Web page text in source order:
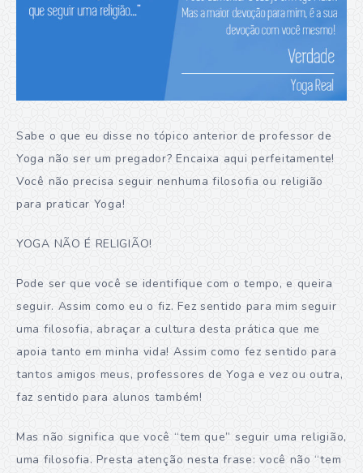
Sabe o que eu disse no tópico anterior de professor de
Yoga não ser um pregador? Encaixa aqui perfeitamente!
Você não precisa seguir nenhuma filosofia ou religião
para praticar Yoga!
YOGA NÃO É RELIGIÃO!
Pode ser que você se identifique com o tempo, e queira
seguir. Assim como eu o fiz. Fez sentido para mim seguir
uma filosofia, abraçar a cultura desta prática que me
apoia tanto em minha vida! Assim como fez sentido para
tantos amigos meus, professores de Yoga e vez ou outra,
faz sentido para alunos também!
Mas não significa que você “tem que” seguir uma religião,
uma filosofia. Presta atenção nesta frase: você não “tem